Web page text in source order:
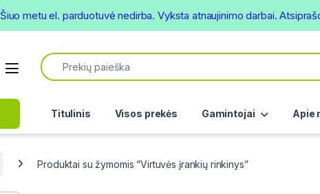
Open
Search for:
Titulinis Visos prekės Gamintojai Apie
Produktai su žymomis “Virtuvės įrankių rinkinys”
Šiuo metu el. parduotuvė nedirba. Vyksta atnaujinimo darbai.